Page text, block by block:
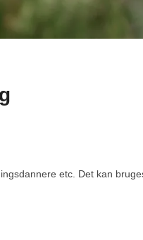
etc. Det kan